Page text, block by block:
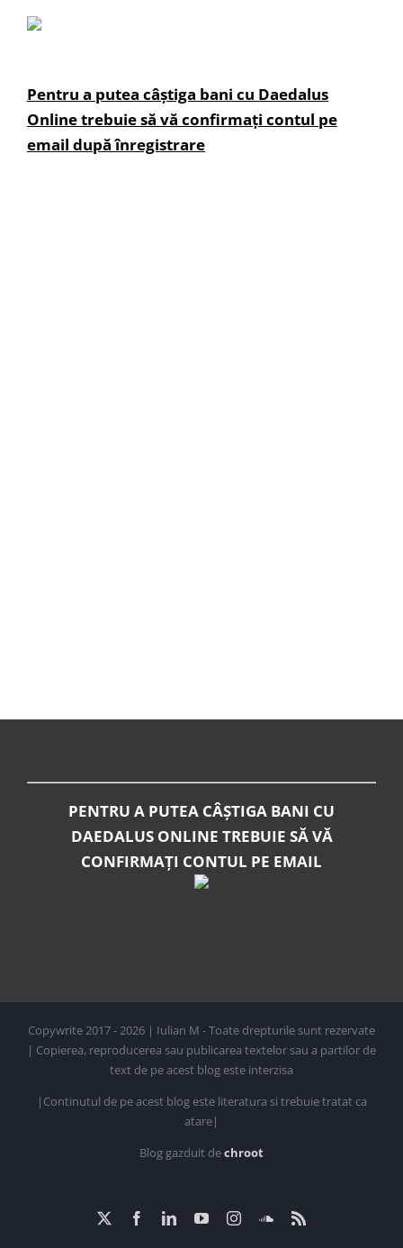
Pentru a putea câștiga bani cu Daedalus
Online trebuie să vă confirmați contul pe
email după înregistrare
PENTRU A PUTEA CÂȘTIGA BANI CU
DAEDALUS ONLINE TREBUIE SĂ VĂ
CONFIRMAȚI CONTUL PE EMAIL
Copywrite 2017 - 2026 | Iulian M - Toate drepturile sunt rezervate
| Copierea, reproducerea sau publicarea textelor sau a partilor de
text de pe acest blog este interzisa
|Continutul de pe acest blog este literatura si trebuie tratat ca
atare|
Blog gazduit dechroot
FacebookLinkedInYouTubeInstagramSoundCloud